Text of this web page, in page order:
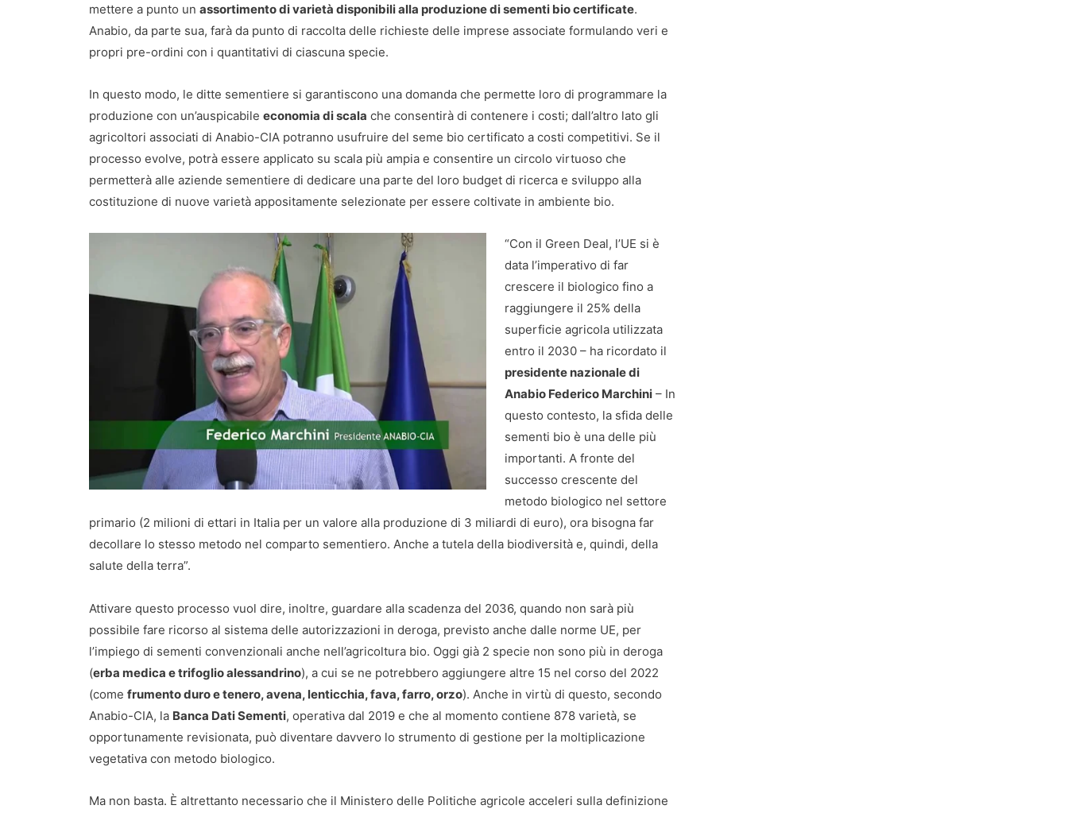
mettere a punto un assortimento di varietà disponibili alla produzione di sementi bio certificate.
Anabio, da parte sua, farà da punto di raccolta delle richieste delle imprese associate formulando veri e
propri pre-ordini con i quantitativi di ciascuna specie.
In questo modo, le ditte sementiere si garantiscono una domanda che permette loro di programmare la
produzione con un’auspicabile economia di scala che consentirà di contenere i costi; dall’altro lato gli
agricoltori associati di Anabio-CIA potranno usufruire del seme bio certificato a costi competitivi. Se il
processo evolve, potrà essere applicato su scala più ampia e consentire un circolo virtuoso che
permetterà alle aziende sementiere di dedicare una parte del loro budget di ricerca e sviluppo alla
costituzione di nuove varietà appositamente selezionate per essere coltivate in ambiente bio.
“Con il Green Deal, l’UE si è
data l’imperativo di far
crescere il biologico fino a
raggiungere il 25% della
superficie agricola utilizzata
entro il 2030 – ha ricordato il
presidente nazionale di
Anabio Federico Marchini– In
questo contesto, la sfida delle
sementi bio è una delle più
importanti. A fronte del
successo crescente del
metodo biologico nel settore
primario (2 milioni di ettari in Italia per un valore alla produzione di 3 miliardi di euro), ora bisogna far
decollare lo stesso metodo nel comparto sementiero. Anche a tutela della biodiversità e, quindi, della
salute della terra”.
Attivare questo processo vuol dire, inoltre, guardare alla scadenza del 2036, quando non sarà più
possibile fare ricorso al sistema delle autorizzazioni in deroga, previsto anche dalle norme UE, per
l’impiego di sementi convenzionali anche nell’agricoltura bio. Oggi già 2 specie non sono più in deroga
(erba medica e trifoglio alessandrino), a cui se ne potrebbero aggiungere altre 15 nel corso del 2022
(come frumento duro e tenero, avena, lenticchia, fava, farro, orzo). Anche in virtù di questo, secondo
Anabio-CIA, la Banca Dati Sementi, operativa dal 2019 e che al momento contiene 878 varietà, se
opportunamente revisionata, può diventare davvero lo strumento di gestione per la moltiplicazione
vegetativa con metodo biologico.
Ma non basta. È altrettanto necessario che il Ministero delle Politiche agricole acceleri sulla definizione